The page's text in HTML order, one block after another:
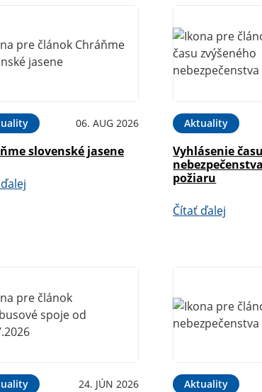
06. AUG 2026
slovenské jasene
Aktuality
Vyhlásenie
požiaru
Čítať ďalej
24. JÚN 2026 Aktuality